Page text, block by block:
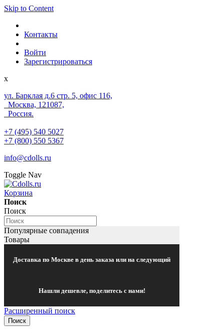
Skip to Content
Контакты
Войти
Зарегистрироваться
x
ул. Барклая д.6 стр. 5, офис 116,
Москва, 121087,
Россия.
+7 (495) 540 5027
+7 (800) 550 5367
info@cdolls.ru
Toggle Nav
Корзина
Поиск
Поиск
Популярные совпадения
Товары
Доставка по Москве в день заказа или на следующий
Нашли дешевле, поделитесь с нами!
Расширенный поиск
Поиск